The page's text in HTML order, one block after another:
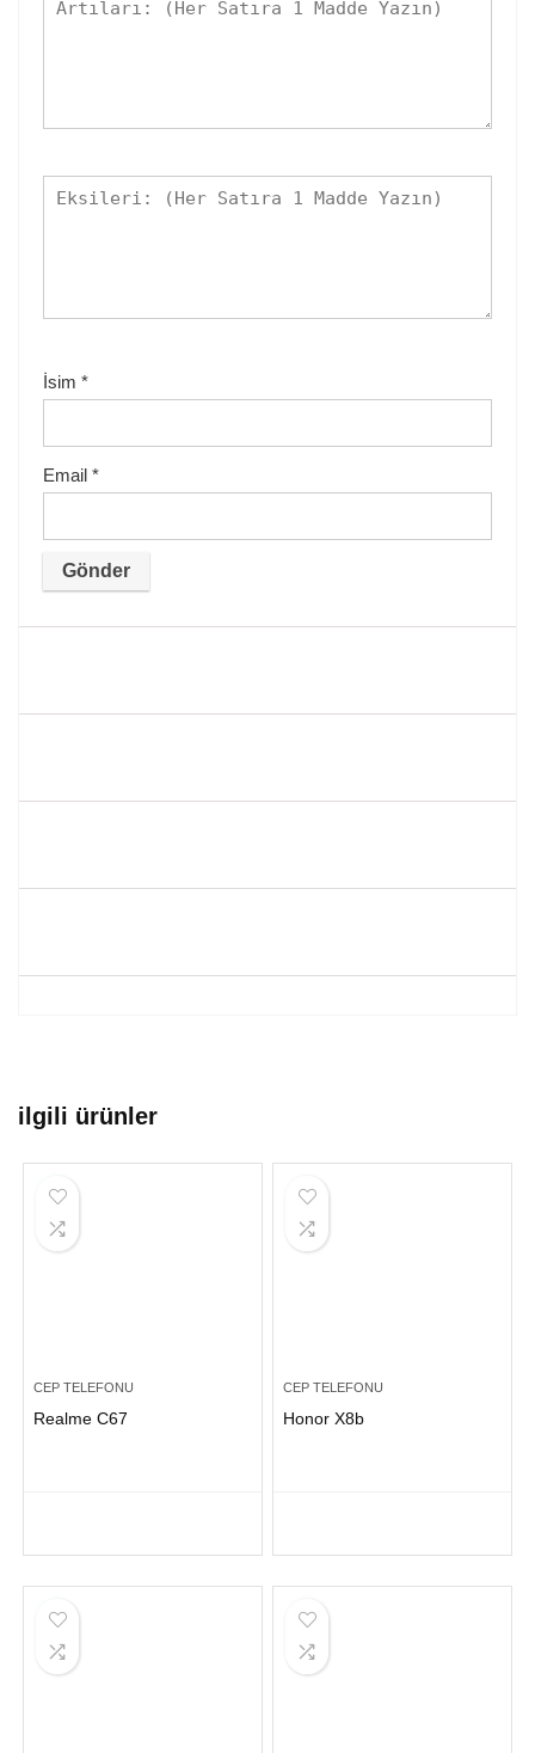
İsim *
Email *
ilgili ürünler
CEP TELEFONU
Realme C67
CEP TELEFONU
Honor X8b